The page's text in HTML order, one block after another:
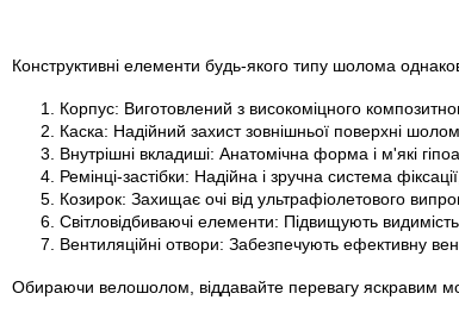
Конструктивні елементи будь-якого типу шолома
Корпус: Виготовлений з високоміцного
Каска: Надійний захист зовнішньої поверхні
Внутрішні вкладиші: Анатомічна форма і м'які
Ремінці-застібки: Надійна і зручна система
Козирок: Захищає очі від ультрафіолетового
Світловідбиваючі елементи: Підвищують
Вентиляційні отвори: Забезпечують ефективну
Обираючи велошолом, віддавайте перевагу яскравим